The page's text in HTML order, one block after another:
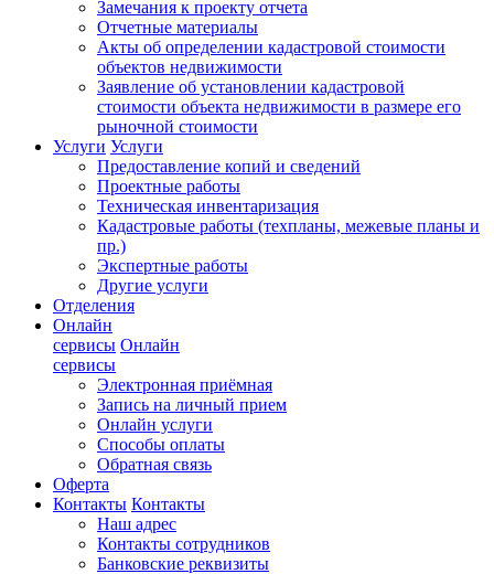
Замечания к проекту отчета
Отчетные материалы
Акты об определении кадастровой стоимости
объектов недвижимости
Заявление об установлении кадастровой
стоимости объекта недвижимости в размере его
рыночной стоимости
Услуги Услуги
Предоставление копий и сведений
Проектные работы
Техническая инвентаризация
Кадастровые работы (техпланы, межевые планы и
пр.)
Экспертные работы
Другие услуги
Отделения
Онлайн
сервисы Онлайн
сервисы
Электронная приёмная
Запись на личный прием
Онлайн услуги
Способы оплаты
Обратная связь
Оферта
Контакты Контакты
Наш адрес
Контакты сотрудников
Банковские реквизиты